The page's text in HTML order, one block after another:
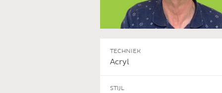
TECHNIEK
Acryl
STIJL